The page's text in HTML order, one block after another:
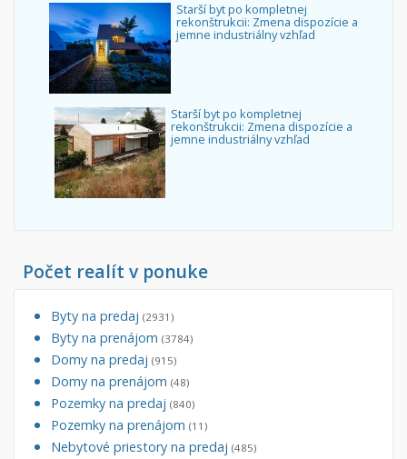
Starší byt po kompletnej
rekonštrukcii: Zmena dispozície a
jemne industriálny vzhľad
Starší byt po kompletnej
rekonštrukcii: Zmena dispozície a
jemne industriálny vzhľad
Počet realít v ponuke
Byty na predaj (2931)
Byty na prenájom (3784)
Domy na predaj (915)
Domy na prenájom (48)
Pozemky na predaj (840)
Pozemky na prenájom (11)
Nebytové priestory na predaj (485)